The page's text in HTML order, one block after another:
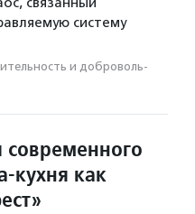
систему
и доброволь­
кухня как